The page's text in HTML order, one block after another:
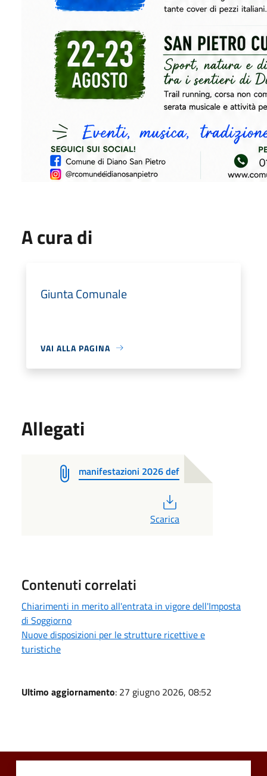
A cura di
Giunta Comunale
VAI ALLA PAGINA
Allegati
manifestazioni 2026 def
Scarica
Contenuti correlati
Chiarimenti in merito all'entrata in vigore dell'Imposta
di Soggiorno
Nuove disposizioni per le strutture ricettive e
turistiche
Ultimo aggiornamento: 27 giugno 2026, 08:52